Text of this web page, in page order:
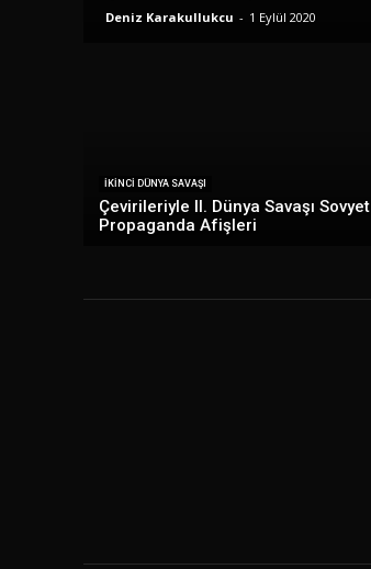
Deniz Karakullukcu - 1 Eylül 2020
İKINCI DÜNYA SAVAŞI
Çevirileriyle II. Dünya Savaşı Sovyet
Propaganda Afişleri